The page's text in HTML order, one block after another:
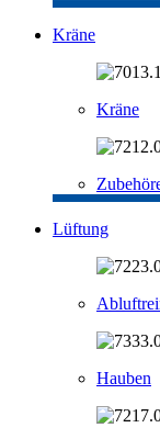
Kräne
Kräne
Lüftung
Hauben